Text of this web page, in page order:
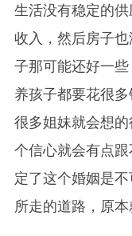
生活没有稳定的
收入，然后房子
子那可能还好一些
养孩子都要花很
很多姐妹就会想
个信心就会有点
定了这个婚姻是
所走的道路，原